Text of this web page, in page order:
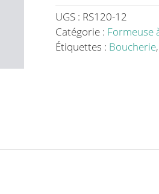
120
en
Aluminium
UGS : RS120-12
Catégorie : Formeuse
Étiquettes : Boucherie,